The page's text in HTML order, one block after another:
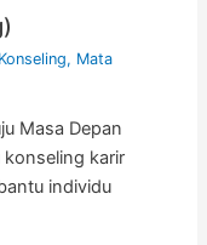
Konseling, Mata
Masa Depan
konseling karir
individu